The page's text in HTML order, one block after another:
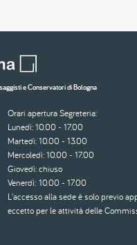
e Conservatori di Bologna
Orari apertura Segreteria:
Lunedì: 10.00 - 17.00
Martedì: 10.00 - 13.00
Mercoledì: 10.00 - 17.00
Giovedì: chiuso
Venerdì: 10.00 - 17.00
L'accesso alla sede è solo previo
eccetto per le attività delle